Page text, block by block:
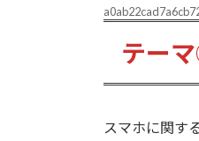
テー
スマホに関す